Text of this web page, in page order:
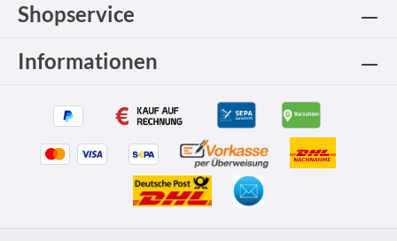
Shopservice
Informationen